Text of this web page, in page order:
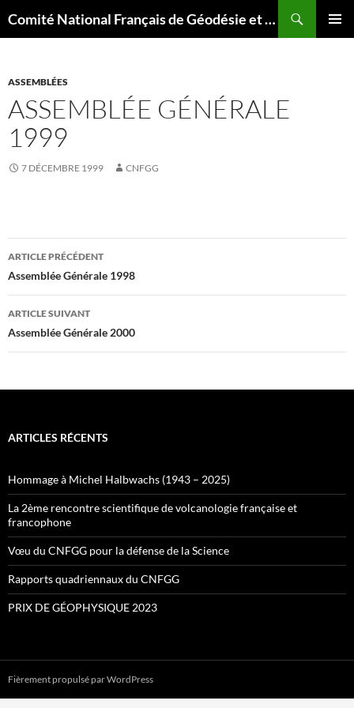
au
Comité National Français de Géodésie et Géophysique
ASSEMBLÉES
ASSEMBLÉE GÉNÉRALE
1999
7 DÉCEMBRE 1999 CNFGG
Navigation
des
articles
ARTICLE PRÉCÉDENT
Assemblée Générale 1998
ARTICLE SUIVANT
Assemblée Générale 2000
ARTICLES RÉCENTS
Hommage à Michel Halbwachs (1943 – 2025)
La 2ème rencontre scientifique de volcanologie française et
francophone
Vœu du CNFGG pour la défense de la Science
Rapports quadriennaux du CNFGG
PRIX DE GÉOPHYSIQUE 2023
Fièrement propulsé par WordPress